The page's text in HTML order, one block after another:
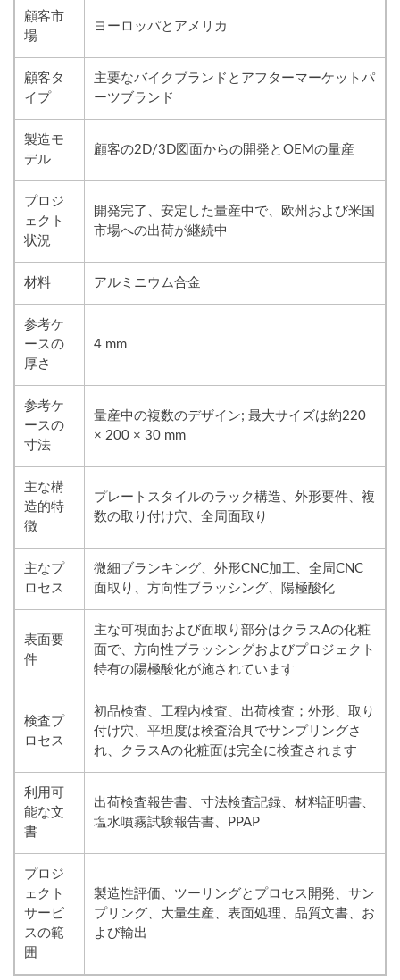
顧客市
場
ヨーロッパとアメリカ
顧客タ
イプ
主要なバイクブランドとアフターマーケットパ
ーツブランド
製造モ
デル
顧客の2D/3D図面からの開発とOEMの量産
プロジ
ェクト
状況
開発完了、安定した量産中で、欧州および米国
市場への出荷が継続中
材料 アルミニウム合金
参考ケ
ースの
厚さ
4 mm
参考ケ
ースの
寸法
量産中の複数のデザイン; 最大サイズは約220
× 200 × 30 mm
主な構
造的特
徴
プレートスタイルのラック構造、外形要件、複
数の取り付け穴、全周面取り
主なプ
ロセス
微細ブランキング、外形CNC加工、全周CNC
面取り、方向性ブラッシング、陽極酸化
表面要
件
主な可視面および面取り部分はクラスAの化粧
面で、方向性ブラッシングおよびプロジェクト
特有の陽極酸化が施されています
検査プ
ロセス
初品検査、工程内検査、出荷検査；外形、取り
付け穴、平坦度は検査治具でサンプリングさ
れ、クラスAの化粧面は完全に検査されます
利用可
能な文
書
出荷検査報告書、寸法検査記録、材料証明書、
塩水噴霧試験報告書、PPAP
プロジ
ェクト
サービ
スの範
囲
製造性評価、ツーリングとプロセス開発、サン
プリング、大量生産、表面処理、品質文書、お
よび輸出